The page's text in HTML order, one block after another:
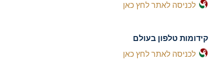
לכניסה לאתר לחץ כאן
קידומות טלפון בעולם
לכניסה לאתר לחץ כאן